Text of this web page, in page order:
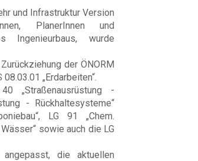
und Infrastruktur Version
PlanerInnen und
Ingenieurbaus, wurde
der ÖNORM
„Erdarbeiten“.
„Straßenausrüstung -
- Rückhaltesysteme“
LG 91 „Chem.
sowie auch die LG
die aktuellen